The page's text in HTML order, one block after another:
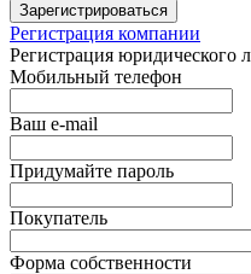
Зарегистрироваться
Регистрация компании
Регистрация юридического
Мобильный телефон
Ваш e-mail
Придумайте пароль
Покупатель
Форма собственности